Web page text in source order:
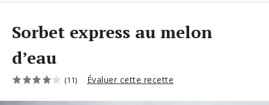
Sorbet express au melon
d’eau
(11) Évaluer cette recette